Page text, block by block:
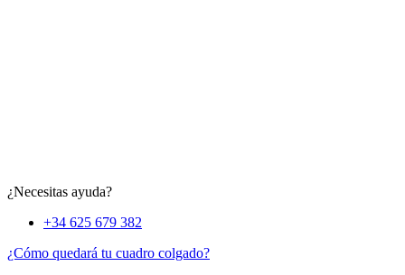
¿Necesitas ayuda?
+34 625 679 382
¿Cómo quedará tu cuadro colgado?